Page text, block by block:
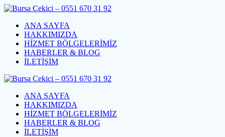
Skip
contentANA SAYFA
HAKKIMIZDA
HİZMET BÖLGELERİMİZ
HABERLER & BLOG
İLETİŞİM
ANA SAYFA
HAKKIMIZDA
HİZMET BÖLGELERİMİZ
HABERLER & BLOG
İLETİŞİM